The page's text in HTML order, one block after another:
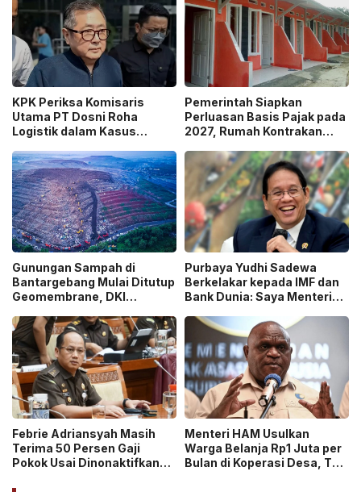
KPK Periksa Komisaris
Utama PT Dosni Roha
Logistik dalam Kasus
Pengangkutan Bansos!
Pemerintah Siapkan
Perluasan Basis Pajak pada
2027, Rumah Kontrakan
Pengawasan!
Gunungan Sampah di
Bantargebang Mulai Ditutup
Geomembrane, DKI
Sistem Open Dumping!
Purbaya Yudhi Sadewa
Berkelakar kepada IMF dan
Bank Dunia: Saya Menteri
Beruntung di Dunia!
Febrie Adriansyah Masih
Terima 50 Persen Gaji
Pokok Usai Dinonaktifkan
Menteri HAM Usulkan
Warga Belanja Rp1 Juta per
Bulan di Koperasi Desa, Tuai